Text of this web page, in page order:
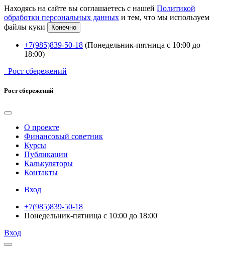
Находясь на сайте вы соглашаетесь с нашей Политикой
обработки персональных данных и тем, что мы используем
файлы куки
Конечно
+7(985)839-50-18 (Понедельник-пятница с 10:00 до
18:00)
Рост сбережений
Рост сбережений
О проекте
Финансовый советник
Курсы
Публикации
Калькуляторы
Контакты
Вход
+7(985)839-50-18
Понедельник-пятница с 10:00 до 18:00
Вход